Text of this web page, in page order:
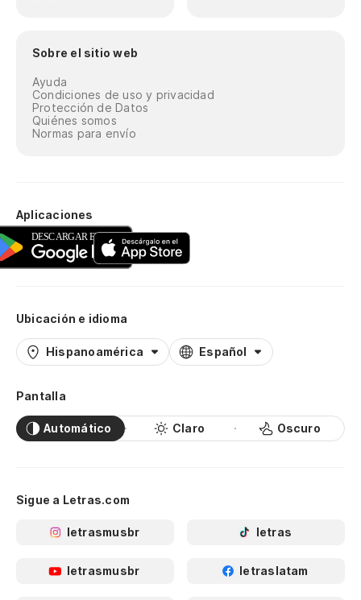
Sobre el sitio web
Ayuda
Condiciones de uso y privacidad
Protección de Datos
Quiénes somos
Normas para envío
Aplicaciones
Ubicación e idioma
Hispanoamérica Español
Pantalla
Automático Claro Oscuro
Sigue a Letras.com
letrasmusbr letras
letrasmusbr letraslatam